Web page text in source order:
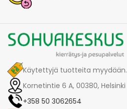
Käytettyjä tuotteita myydään.
Kornetintie 6 A, 00380, Helsinki
+358 50 3062654